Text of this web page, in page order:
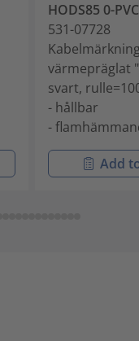
HODS85 0-
531-07728
värmepräglat
svart,
- hållbar
-
Add